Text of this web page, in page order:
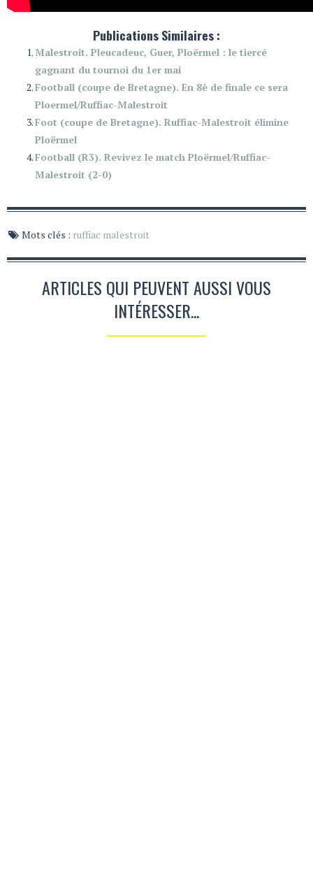
Publications Similaires :
Malestroit. Pleucadeuc, Guer, Ploërmel : le tiercé
gagnant du tournoi du 1er mai
Football (coupe de Bretagne). En 8è de finale ce sera
Ploermel/Ruffiac-Malestroit
Foot (coupe de Bretagne). Ruffiac-Malestroit élimine
Ploërmel
Football (R3). Revivez le match Ploërmel/Ruffiac-
Malestroit (2-0)
Mots clés : ruffiac malestroit
ARTICLES QUI PEUVENT AUSSI VOUS
INTÉRESSER...